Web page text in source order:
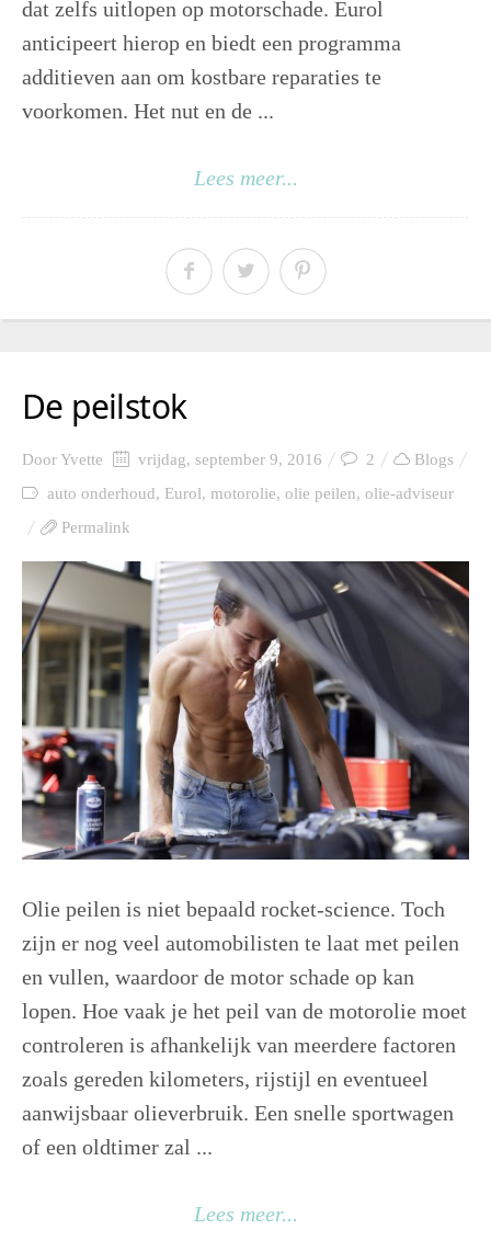
dat zelfs uitlopen op motorschade. Eurol
anticipeert hierop en biedt een programma
additieven aan om kostbare reparaties te
voorkomen. Het nut en de ...
Lees meer...
De peilstok
DoorYvette vrijdag, september 9, 2016 2
Blogs
auto onderhoud, Eurol, motorolie, olie peilen, olie-adviseur
Permalink
Olie peilen is niet bepaald rocket-science. Toch
zijn er nog veel automobilisten te laat met peilen
en vullen, waardoor de motor schade op kan
lopen. Hoe vaak je het peil van de motorolie moet
controleren is afhankelijk van meerdere factoren
zoals gereden kilometers, rijstijl en eventueel
aanwijsbaar olieverbruik. Een snelle sportwagen
of een oldtimer zal ...
Lees meer...